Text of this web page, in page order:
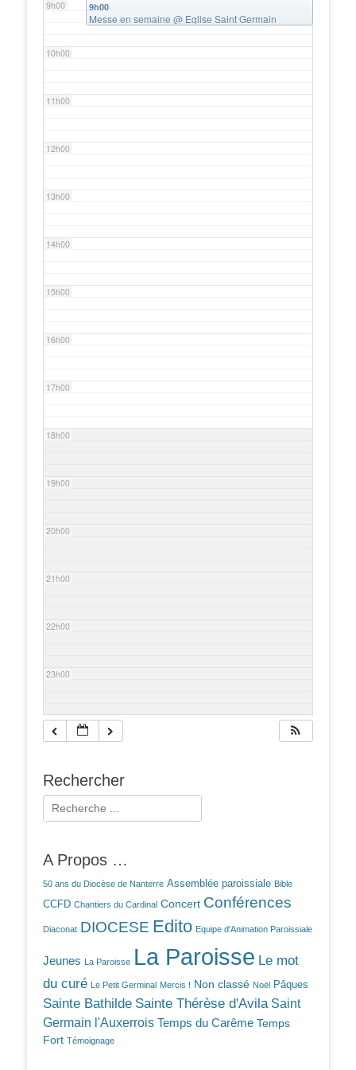
9h00
10h00
11h00
12h00
13h00
14h00
15h00
16h00
17h00
18h00
19h00
20h00
21h00
22h00
23h00
9h00
Messe en semaine @ Eglise Saint Germain
Rechercher
Rechercher :
A Propos …
50 ans du Diocèse de Nanterre Assemblée paroissiale Bible
CCFD Chantiers du Cardinal Concert Conférences
Diaconat DIOCESE Edito Equipe d'Animation Paroissiale
Jeunes La Paroisse La Paroisse Le mot
du curé Le Petit Germinal Mercis ! Non classé Noël Pâques
Sainte Bathilde Sainte Thérèse d'Avila Saint
Germain l'Auxerrois Temps du Carême Temps
Fort Témoignage